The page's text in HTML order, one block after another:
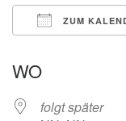
ZUM
WO
folgt später